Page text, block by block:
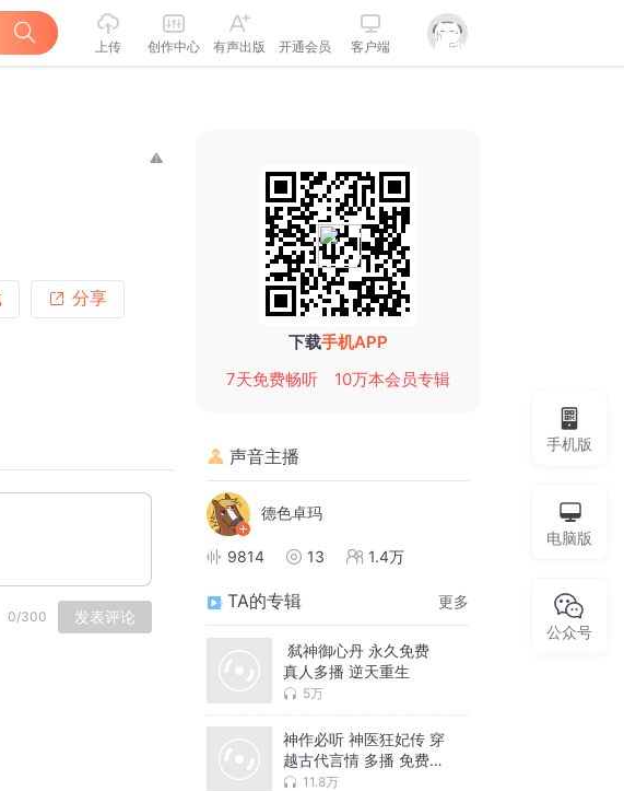
上传 创作中心 有声出版 开通会员 客户端
分享
0/300 发表评论
下载手机APP
7天免费畅听
10万本会员专辑
声音主播
德色卓玛
9814 13 1.4万
TA的专辑 更多
弑神御心丹 永久免费
真人多播 逆天重生
5万
神作必听 神医狂妃传 穿
越古代言情 多播 免费专
辑 11.8万
手机版
电脑版
公众号